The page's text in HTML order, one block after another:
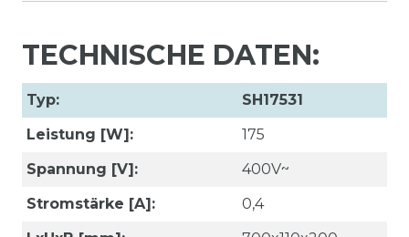
TECHNISCHE DATEN:
Typ:
SH17531
Leistung [W]:
175
Spannung [V]:
400V~
Stromstärke [A]:
0,4